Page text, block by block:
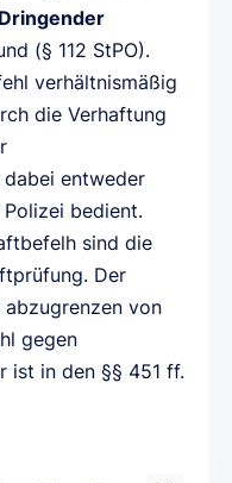
Dringender
(§ 112 StPO).
verhältnismäßig
die Verhaftung
entweder
bedient.
sind die
Der
von
gegen
ist in den §§ 451 ff.